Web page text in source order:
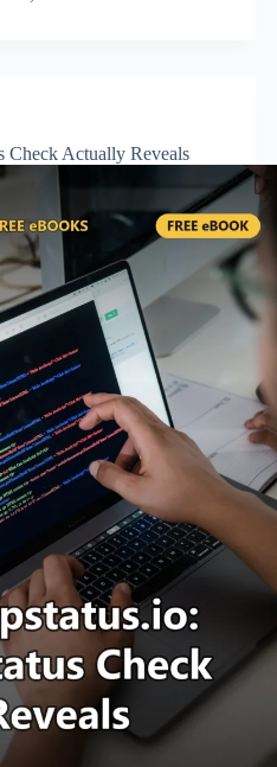
Check Actually Reveals